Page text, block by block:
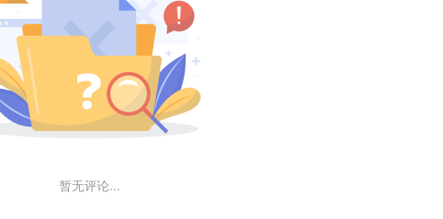
暂无评论...